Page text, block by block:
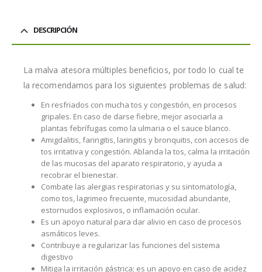
DESCRIPCIÓN
La malva atesora múltiples beneficios, por todo lo cual te
la recomendamos para los siguientes problemas de salud:
En resfriados con mucha tos y congestión, en procesos
gripales. En caso de darse fiebre, mejor asociarla a
plantas febrífugas como la ulmaria o el sauce blanco.
Amigdalitis, faringitis, laringitis y bronquitis, con accesos de
tos irritativa y congestión. Ablanda la tos, calma la irritación
de las mucosas del aparato respiratorio, y ayuda a
recobrar el bienestar.
Combate las alergias respiratorias y su sintomatología,
como tos, lagrimeo frecuente, mucosidad abundante,
estornudos explosivos, o inflamación ocular.
Es un apoyo natural para dar alivio en caso de procesos
asmáticos leves.
Contribuye a regularizar las funciones del sistema
digestivo
Mitiga la irritación gástrica; es un apoyo en caso de acidez